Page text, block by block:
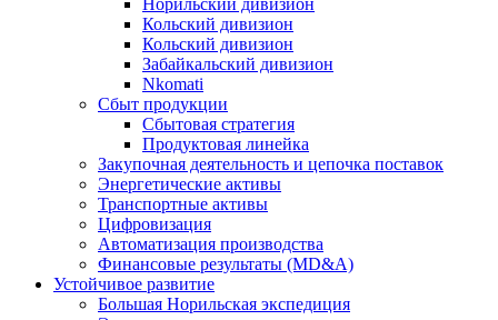
Норильский дивизион
Кольский дивизион
Кольский дивизион
Забайкальский дивизион
Nkomati
Сбыт продукции
Сбытовая стратегия
Продуктовая линейка
Закупочная деятельность и цепочка поставок
Энергетические активы
Транспортные активы
Цифровизация
Автоматизация производства
Финансовые результаты (MD&A)
Устойчивое развитие
Большая Норильская экспедиция